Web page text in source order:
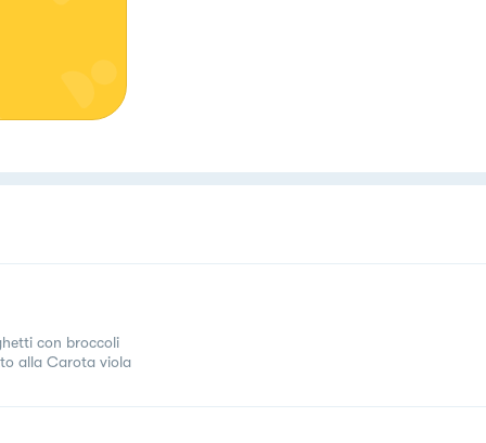
con broccoli
alla Carota viola